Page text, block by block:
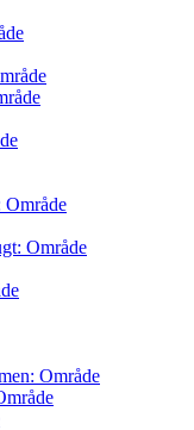
Område
Område
Område